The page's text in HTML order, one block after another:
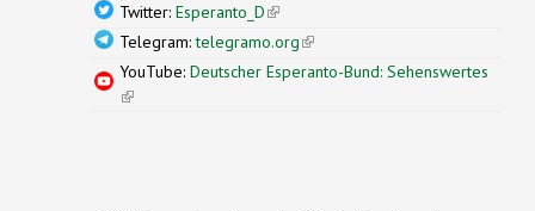
Twitter: Esperanto_D(link is external)
Telegram:telegramo.org(link is external)
YouTube: Deutscher Esperanto-Bund: Sehenswertes
(link is external)